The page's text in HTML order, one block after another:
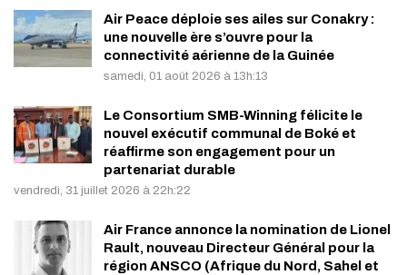
Air Peace déploie ses ailes sur Conakry :
une nouvelle ère s’ouvre pour la
connectivité aérienne de la Guinée
samedi, 01 août 2026 à 13h:13
Le Consortium SMB-Winning félicite le
nouvel exécutif communal de Boké et
réaffirme son engagement pour un
partenariat durable
vendredi, 31 juillet 2026 à 22h:22
Air France annonce la nomination de Lionel
Rault, nouveau Directeur Général pour la
région ANSCO (Afrique du Nord, Sahel et